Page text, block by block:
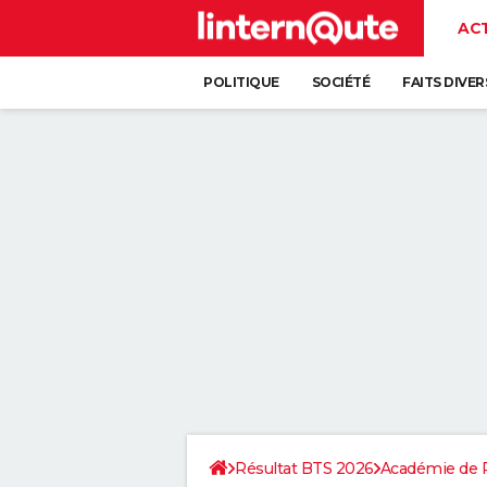
POLITIQUE SOCIÉTÉ FAITS
Résultat BTS 2026 Académie de